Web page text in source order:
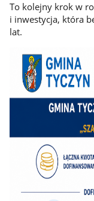
To kolejny krok w
i inwestycja, która
lat.